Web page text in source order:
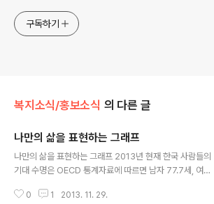
구독하기
복지소식/홍보소식 의 다른 글
나만의 삶을 표현하는 그래프
나만의 삶을 표현하는 그래프 2013년 현재 한국 사람들의
기대 수명은 OECD 통계자료에 따르면 남자 77.7세, 여자
하면서 중·장년의 은퇴시기가 연장되고, 은퇴를 한 후에도
0 1 2013. 11. 29.